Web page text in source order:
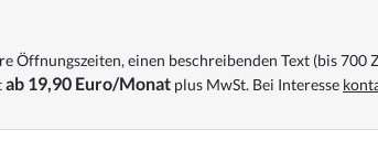
Öffnungszeiten, einen beschreibenden Text (bis 700
ab 19,90 Euro/Monat plus MwSt. Bei Interesse